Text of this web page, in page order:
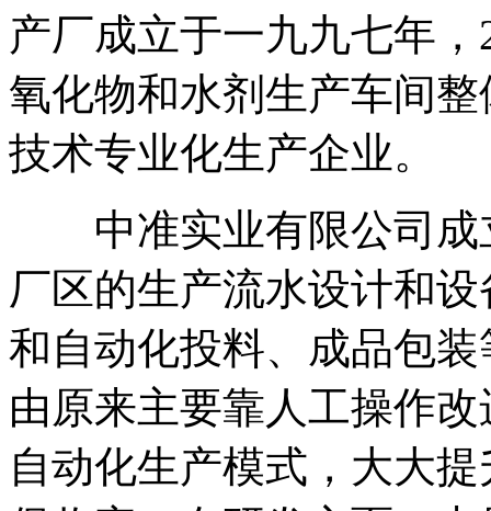
产厂成立于一九九七年
氧化物和水剂生产车间
技术专业化生产企业。
中准实业有限公司成
厂区的生产流水设计和
和自动化投料、成品包
由原来主要靠人工操作
自动化生产模式，大大